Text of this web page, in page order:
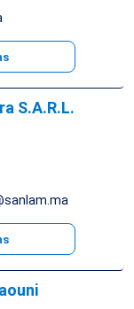
S.A.R.L.